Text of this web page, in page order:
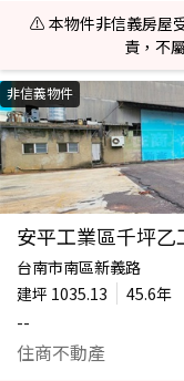
⚠️ 本物件非信義房屋
責，不
非信義物件
安平工業區千坪乙
台南市南區新義路
建坪 1035.13
45.6年
--
住商不動產